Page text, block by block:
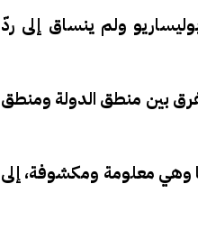
ولم ينساق إلى ردّ
بين منطق الدولة ومنطق
وهي معلومة ومكشوفة، إلى